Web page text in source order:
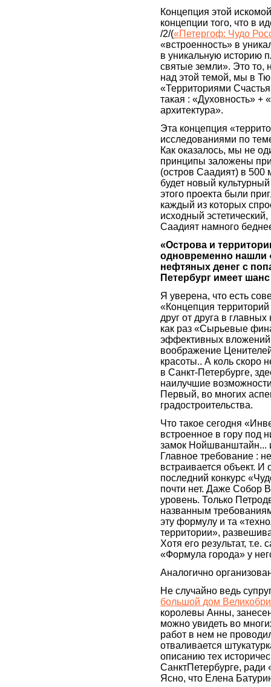
Концепция этой
концепции того, что в
/2/(«Петергоф: Чудо
«встроенность» в
в уникальную историю
святые земли». Это то,
над этой темой, мы в
«Территориями
такая : «Духовность» +
архитектура».
Эта концепция
исследованиями по
Как оказалось, мы не
принципы заложены
(остров Саадият) в
будет новый
этого проекта были
каждый из которых
исходный
Саадият намного
«Острова и
одновременно нашли
нефтяных денег с
Петербург имеет
Я уверена, что есть
«Концепция
друг от друга в
как раз «Сырьевые
эффективных
воображение
красоты.. А коль скоро
в Санкт-Петербурге,
наилучшие
Первый, во многих
градостроительства.
Что такое сегодня
встроенное в гору под
замок Нойшванштайн...
Главное требование :
встраивается объект.
последний конкурс
почти нет. Даже Собор
уровень. Только
названным
эту формулу и та
территории»,
Хотя его результат, т.е.
«Формула города» у
Аналогично
Не случайно ведь
большой дом
королевы Анны,
можно увидеть во
работ в нем не
отваливается
описанию тех
СанктПетербурге, ради
Ясно, что Елена